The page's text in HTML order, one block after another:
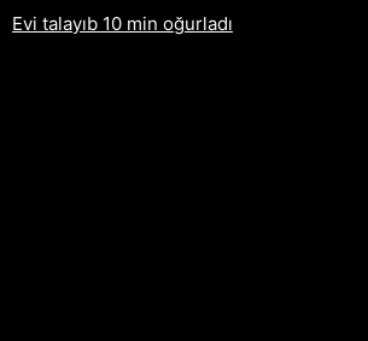
Evi talayıb 10 min oğurladı